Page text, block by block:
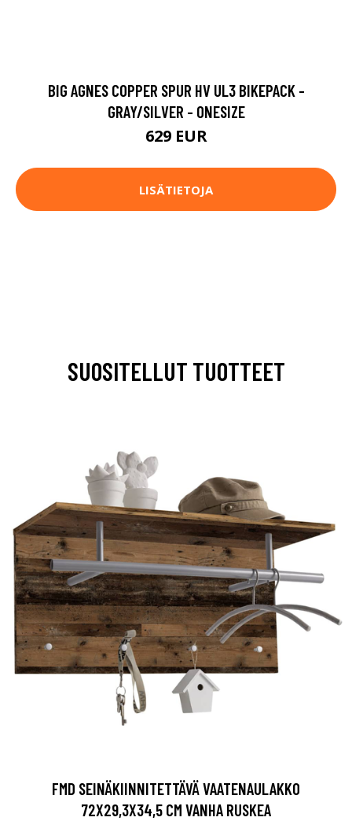
BIG AGNES COPPER SPUR HV UL3 BIKEPACK -
GRAY/SILVER - ONESIZE
629 EUR
LISÄTIETOJA
SUOSITELLUT TUOTTEET
FMD SEINÄKIINNITETTÄVÄ VAATENAULAKKO
72X29,3X34,5 CM VANHA RUSKEA